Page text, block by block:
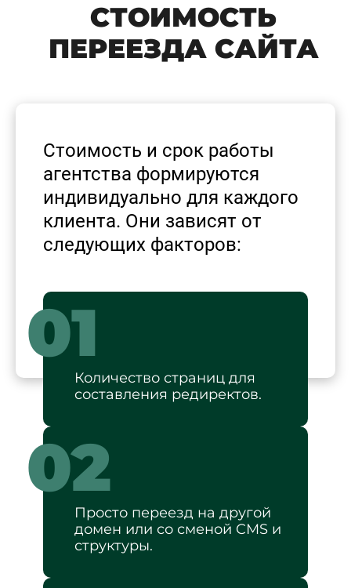
СТОИМОСТЬ
ПЕРЕЕЗДА САЙТА
Стоимость и срок работы
агентства формируются
индивидуально для каждого
клиента. Они зависят от
следующих факторов:
01
Количество страниц для
составления редиректов.
02
Просто переезд на другой
домен или со сменой CMS и
структуры.